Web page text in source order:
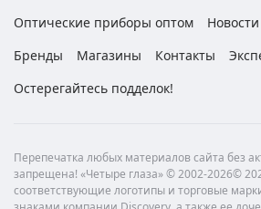
Оптические приборы оптом
Новости
Бренды
Магазины Контакты
Остерегайтесь подделок!
Перепечатка любых материалов сайта без
запрещена! «Четыре глаза» © 2002-2026©
соответствующие логотипы и торговые